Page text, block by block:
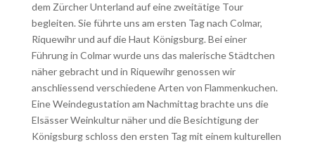
dem Zürcher Unterland auf eine zweitätige Tour
begleiten. Sie führte uns am ersten Tag nach Colmar,
Riquewihr und auf die Haut Königsburg. Bei einer
Führung in Colmar wurde uns das malerische Städtchen
näher gebracht und in Riquewihr genossen wir
anschliessend verschiedene Arten von Flammenkuchen.
Eine Weindegustation am Nachmittag brachte uns die
Elsässer Weinkultur näher und die Besichtigung der
Königsburg schloss den ersten Tag mit einem kulturellen